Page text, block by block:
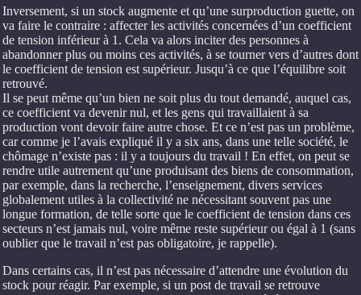
Inversement, si un stock augmente et qu’une surproduction guette, on
va faire le contraire : affecter les activités concernées d’un coefficient
de tension inférieur à 1. Cela va alors inciter des personnes à
abandonner plus ou moins ces activités, à se tourner vers d’autres dont
le coefficient de tension est supérieur. Jusqu’à ce que l’équilibre soit
retrouvé.
Il se peut même qu’un bien ne soit plus du tout demandé, auquel cas,
ce coefficient va devenir nul, et les gens qui travaillaient à sa
production vont devoir faire autre chose. Et ce n’est pas un problème,
car comme je l’avais expliqué il y a six ans, dans une telle société, le
chômage n’existe pas : il y a toujours du travail ! En effet, on peut se
rendre utile autrement qu’une produisant des biens de consommation,
par exemple, dans la recherche, l’enseignement, divers services
globalement utiles à la collectivité ne nécessitant souvent pas une
longue formation, de telle sorte que le coefficient de tension dans ces
secteurs n’est jamais nul, voire même reste supérieur ou égal à 1 (sans
oublier que le travail n’est pas obligatoire, je rappelle).
Dans certains cas, il n’est pas nécessaire d’attendre une évolution du
stock pour réagir. Par exemple, si un post de travail se retrouve